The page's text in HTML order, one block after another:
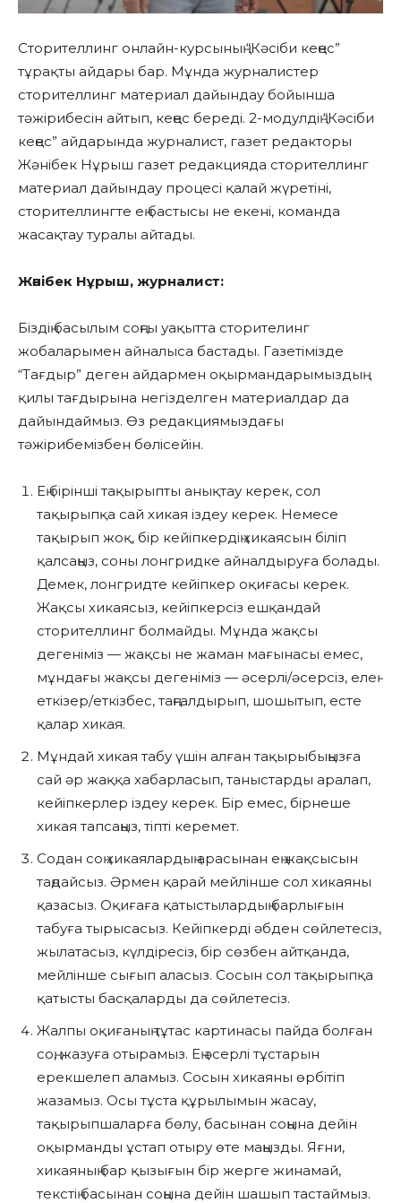
Сторителлинг онлайн-курсының “Кәсіби кеңес”
тұрақты айдары бар. Мұнда журналистер
сторителлинг материал дайындау бойынша
тәжірибесін айтып, кеңес береді. 2-модулдің “Кәсіби
кеңес” айдарында журналист, газет редакторы
Жәнібек Нұрыш газет редакцияда сторителлинг
материал дайындау процесі қалай жүретіні,
сторителлингте ең бастысы не екені, команда
жасақтау туралы айтады.
Жәнібек Нұрыш, журналист:
Біздің басылым соңғы уақытта сторителинг
жобаларымен айналыса бастады. Газетімізде
“Тағдыр” деген айдармен оқырмандарымыздың
қилы тағдырына негізделген материалдар да
дайындаймыз. Өз редакциямыздағы
тәжірибемізбен бөлісейін.
Ең бірінші тақырыпты анықтау керек, сол
тақырыпқа сай хикая іздеу керек. Немесе
тақырып жоқ, бір кейіпкердің хикаясын біліп
қалсаңыз, соны лонгридке айналдыруға болады.
Демек, лонгридте кейіпкер оқиғасы керек.
Жақсы хикаясыз, кейіпкерсіз ешқандай
сторителлинг болмайды. Мұнда жақсы
дегеніміз — жақсы не жаман мағынасы емес,
мұндағы жақсы дегеніміз — әсерлі/әсерсіз, елең
еткізер/еткізбес, таңғалдырып, шошытып, есте
қалар хикая.
Мұндай хикая табу үшін алған тақырыбыңызға
сай әр жаққа хабарласып, таныстарды аралап,
кейіпкерлер іздеу керек. Бір емес, бірнеше
хикая тапсаңыз, тіпті керемет.
Содан соң хикаялардың арасынан ең жақсысын
таңдайсыз. Әрмен қарай мейлінше сол хикаяны
қазасыз. Оқиғаға қатыстылардың барлығын
табуға тырысасыз. Кейіпкерді әбден сөйлетесіз,
жылатасыз, күлдіресіз, бір сөзбен айтқанда,
мейлінше сығып аласыз. Сосын сол тақырыпқа
қатысты басқаларды да сөйлетесіз.
Жалпы оқиғаның тұтас картинасы пайда болған
соң, жазуға отырамыз. Ең әсерлі тұстарын
ерекшелеп аламыз. Сосын хикаяны өрбітіп
жазамыз. Осы тұста құрылымын жасау,
тақырыпшаларға бөлу, басынан соңына дейін
оқырманды ұстап отыру өте маңызды. Яғни,
хикаяның бар қызығын бір жерге жинамай,
текстің басынан соңына дейін шашып тастаймыз.